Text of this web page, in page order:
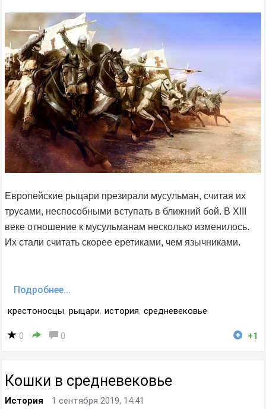
Европейские рыцари презирали мусульман, считая их
трусами, неспособными вступать в ближний бой. В XIII
веке отношение к мусульманам несколько изменилось.
Их стали считать скорее еретиками, чем язычниками.
Подробнее...
крестоносцы, рыцари, история, средневековье
0 0 +1
Кошки в средневековье
История 1 сентября 2019, 14:41